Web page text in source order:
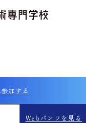
加する
Webパンフを見る